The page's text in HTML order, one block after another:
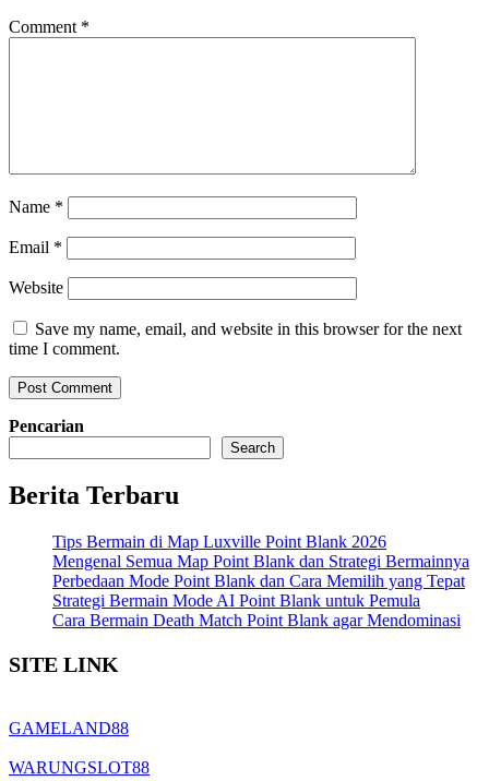
Comment *
Name *
Email *
Website
Save my name, email, and website in this browser for the next
time I comment.
Pencarian
Search
Berita Terbaru
Tips Bermain di Map Luxville Point Blank 2026
Mengenal Semua Map Point Blank dan Strategi Bermainnya
Perbedaan Mode Point Blank dan Cara Memilih yang Tepat
Strategi Bermain Mode AI Point Blank untuk Pemula
Cara Bermain Death Match Point Blank agar Mendominasi
SITE LINK
GAMELAND88
WARUNGSLOT88